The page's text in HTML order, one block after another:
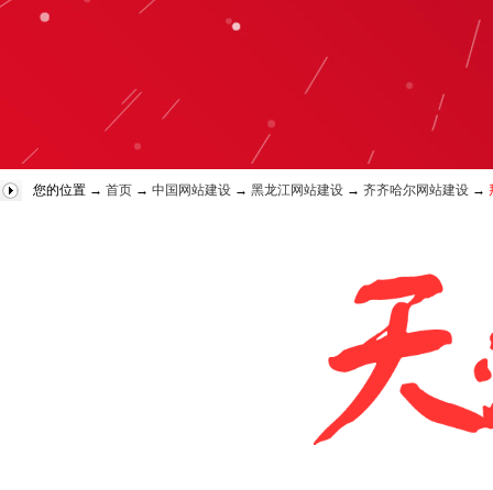
您的位置 → 首页 → 中国网站建设 → 黑龙江网站建设 → 齐齐哈尔网站建设 →